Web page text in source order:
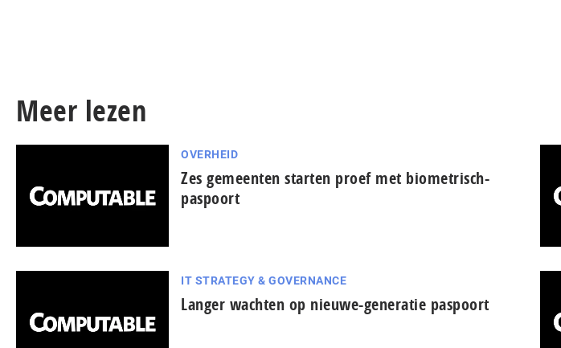
Meer lezen
OVERHEID
Zes gemeenten starten proef met biometrisch-
paspoort
IT STRATEGY & GOVERNANCE
Langer wachten op nieuwe-generatie paspoort